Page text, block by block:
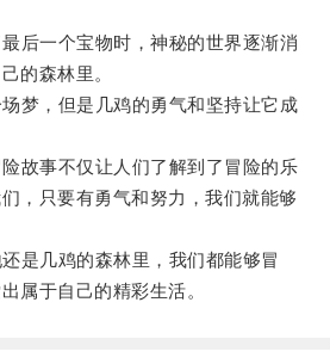
个宝物时，神秘的世界逐渐消
的森林里。
，但是几鸡的勇气和坚持让它成
不仅让人们了解到了冒险的乐
，只要有勇气和努力，我们就能够
几鸡的森林里，我们都能够冒
属于自己的精彩生活。